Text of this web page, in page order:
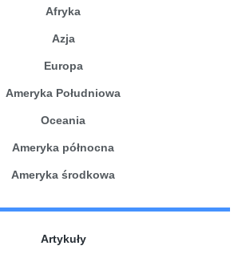
Afryka
Azja
Europa
Ameryka Południowa
Oceania
Ameryka północna
Ameryka środkowa
Artykuły